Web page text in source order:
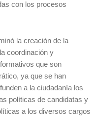
con los procesos
la creación de la
coordinación y
que son
ya que se han
a la ciudadanía los
políticas de candidatas y
a los diversos cargos